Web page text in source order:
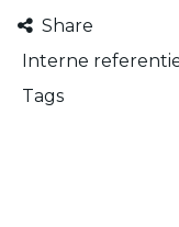
Share
Interne
Tags